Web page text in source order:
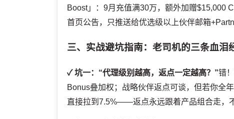
Boost」：9月充值满30万，额外加赠$15,000
首页公告，只推送给优选级以上伙伴邮箱
三、实战避坑指南：老司机的三条血泪
✓ 坑一：“代理级别越高，返点一定越高？”错
Bonus叠加权；战略伙伴返点可谈，但若你全
直接拉到7.5%——返点永远跟着产品组合走，